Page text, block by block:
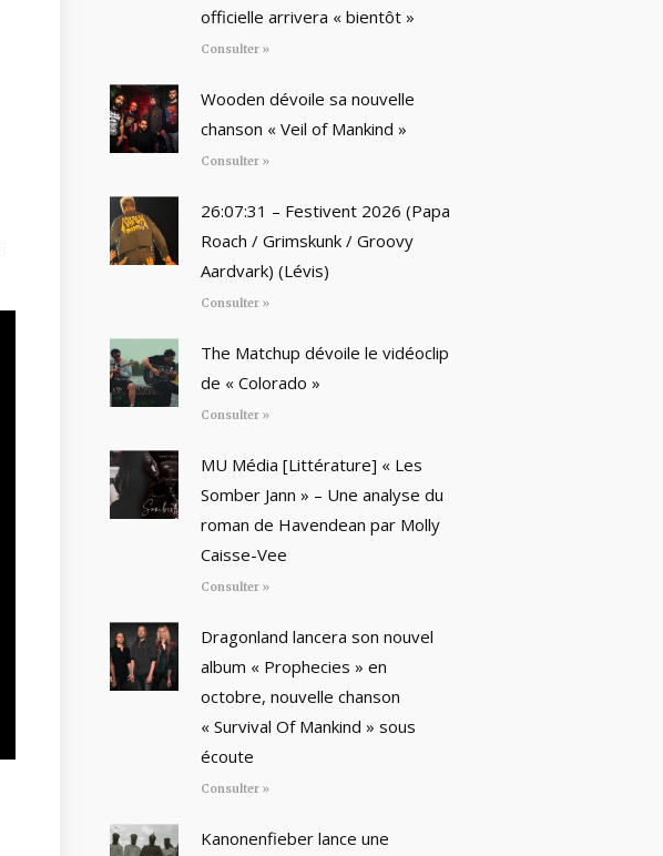
officielle arrivera « bientôt »
Consulter »
Wooden dévoile sa nouvelle
chanson « Veil of Mankind »
Consulter »
26:07:31 – Festivent 2026 (Papa
Roach / Grimskunk / Groovy
Aardvark) (Lévis)
Consulter »
The Matchup dévoile le vidéoclip
de « Colorado »
Consulter »
MU Média [Littérature] « Les
Somber Jann » – Une analyse du
roman de Havendean par Molly
Caisse-Vee
Consulter »
Dragonland lancera son nouvel
album « Prophecies » en
octobre, nouvelle chanson
« Survival Of Mankind » sous
écoute
Consulter »
Kanonenfieber lance une